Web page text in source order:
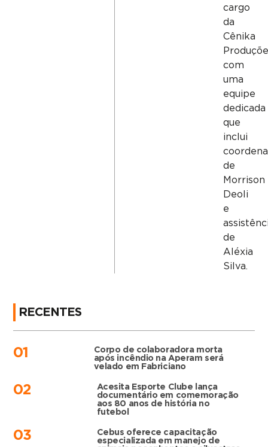
cargo
da
Cênika
com
uma
equipe
dedicada
que
inclui
de
Morrison
Deoli
e
de
Aléxia
Silva.
RECENTES
01
Corpo de colaboradora morta
após incêndio na Aperam será
velado em Fabriciano
02
Acesita Esporte Clube lança
documentário em comemoração
aos 80 anos de história no
futebol
03
Cebus oferece capacitação
especializada em manejo de